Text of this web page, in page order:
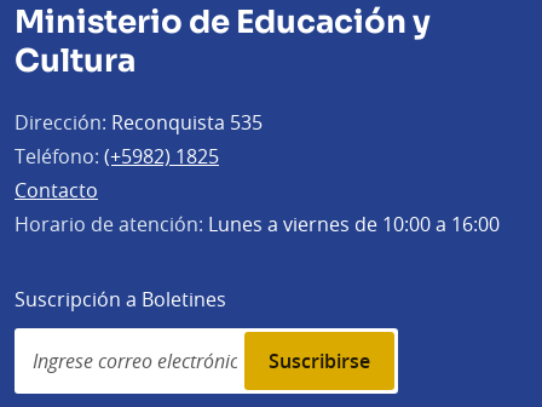
Ministerio de Educación y
Cultura
Dirección: Reconquista 535
Teléfono: (+5982) 1825
Contacto
Horario de atención: Lunes a viernes de 10:00 a 16:00
Suscripción a Boletines
Simplenews
subscription